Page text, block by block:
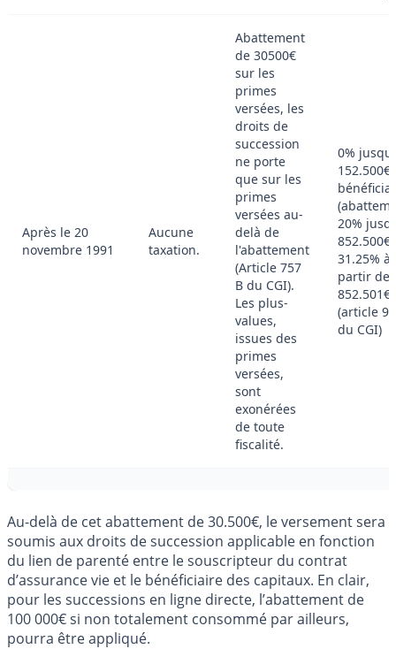
Après le 20
novembre 1991
Aucune
taxation.
Abattement
de 30500€
sur les
primes
versées, les
droits de
succession
ne porte
que sur les
primes
versées au-
delà de
l'abattement
(Article 757
B du CGI).
Les plus-
values,
issues des
primes
versées,
sont
exonérées
de toute
fiscalité.
0%
152.500€
20%
852.500€,
31.25% à
partir de
852.501€
(article
du CGI)
Au-delà de cet abattement de 30.500€, le versement sera
soumis aux droits de succession applicable en fonction
du lien de parenté entre le souscripteur du contrat
d’assurance vie et le bénéficiaire des capitaux. En clair,
pour les successions en ligne directe, l’abattement de
100 000€ si non totalement consommé par ailleurs,
pourra être appliqué.